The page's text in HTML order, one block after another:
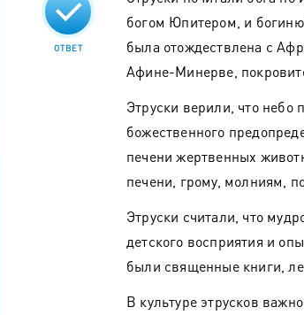
ОТВЕТ
богом Юпитером, и
была отождествлена с
Афине-Минерве,
Этруски верили, что небо
божественного
печени жертвенных
печени, грому, молниям,
Этруски считали, что
детского восприятия и
были священные книги,
В культуре этрусков